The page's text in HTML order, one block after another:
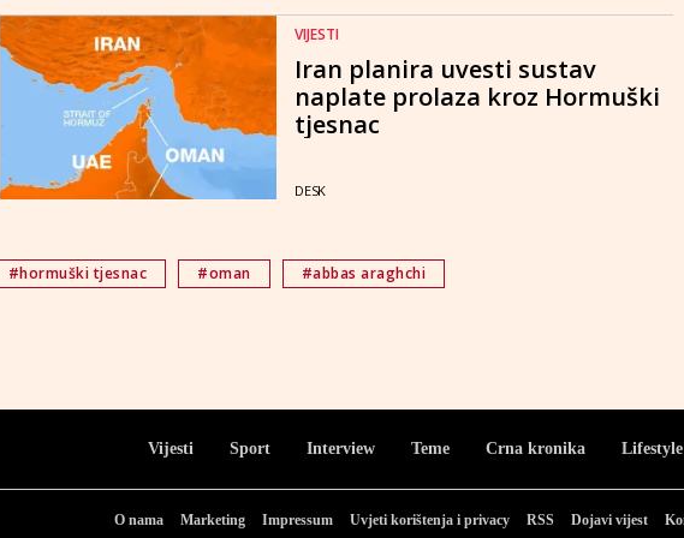
VIJESTI
Iran planira uvesti sustav
naplate prolaza kroz Hormuški
tjesnac
DESK
#hormuški tjesnac #oman #abbas araghchi
Vijesti Sport Interview Teme Crna kronika Lifestyle
O nama Marketing Impressum Uvjeti korištenja i privacy RSS Dojavi vijest